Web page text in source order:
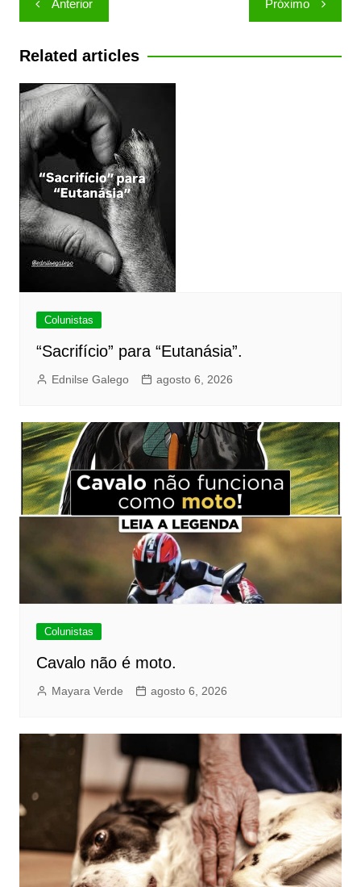
de
Post
Anterior Próximo
Related articles
Colunistas
“Sacrifício” para “Eutanásia”.
Ednilse Galego agosto 6, 2026
Colunistas
Cavalo não é moto.
Mayara Verde agosto 6, 2026